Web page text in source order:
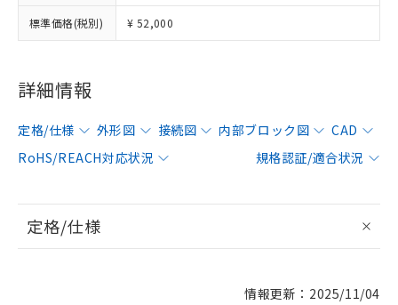
標準価格(税別) ¥ 52,000
詳細情報
定格/仕様 外形図 接続図 内部ブロック図
CAD
RoHS/REACH対応状況
規格認証/適合状況
定格/仕様
情報更新：2025/11/04